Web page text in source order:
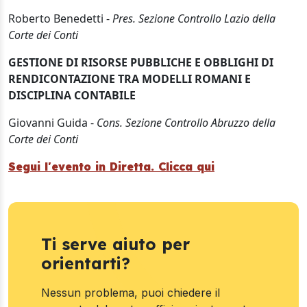
Roberto Benedetti -Pres. Sezione Controllo Lazio della
Corte dei Conti
GESTIONE DI RISORSE PUBBLICHE E OBBLIGHI DI
RENDICONTAZIONE TRA MODELLI ROMANI E
DISCIPLINA CONTABILE
Giovanni Guida - Cons. Sezione Controllo Abruzzo della
Corte dei Conti
Segui l'evento in Diretta. Clicca qui
Ti serve aiuto per
orientarti?
Nessun problema, puoi chiedere il